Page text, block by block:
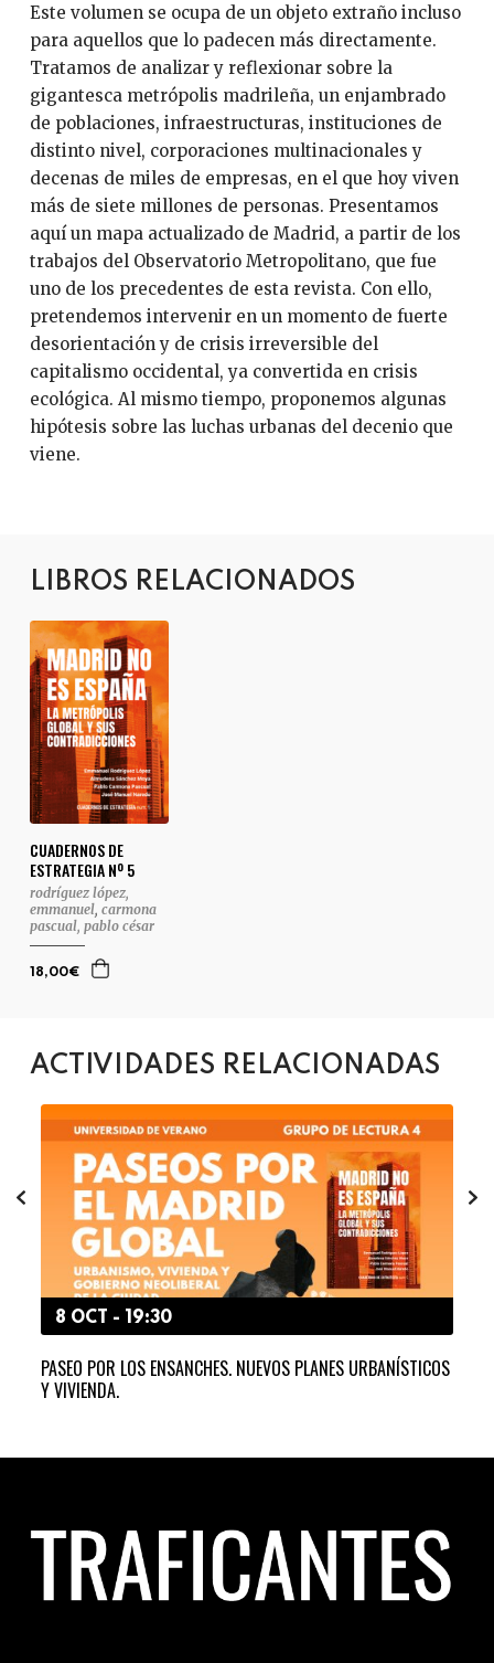
Este volumen se ocupa de un objeto extraño incluso
para aquellos que lo padecen más directamente.
Tratamos de analizar y reflexionar sobre la
gigantesca metrópolis madrileña, un enjambrado
de poblaciones, infraestructuras, instituciones de
distinto nivel, corporaciones multinacionales y
decenas de miles de empresas, en el que hoy viven
más de siete millones de personas. Presentamos
aquí un mapa actualizado de Madrid, a partir de los
trabajos del Observatorio Metropolitano, que fue
uno de los precedentes de esta revista. Con ello,
pretendemos intervenir en un momento de fuerte
desorientación y de crisis irreversible del
capitalismo occidental, ya convertida en crisis
ecológica. Al mismo tiempo, proponemos algunas
hipótesis sobre las luchas urbanas del decenio que
viene.
LIBROS RELACIONADOS
CUADERNOS DE
ESTRATEGIA Nº 5
rodríguez lópez,
emmanuel, carmona
pascual, pablo césar
18,00€
ACTIVIDADES RELACIONADAS
8 OCT - 19:30
PASEO POR LOS ENSANCHES. NUEVOS PLANES URBANÍSTICOS
Y VIVIENDA.